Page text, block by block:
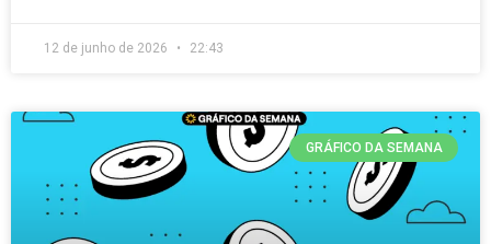
12 de junho de 2026 22:43
GRÁFICO DA SEMANA